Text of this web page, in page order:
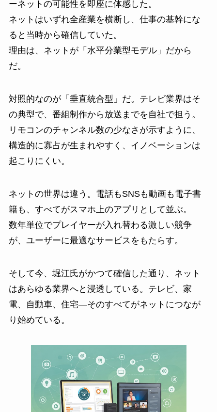
ーネットの可能性を即座に体感した。
ネットはいずれ全産業を横断し、仕事の基幹にな
ると当時から確信していた。
理由は、ネットが「水平分業型モデル」だから
だ。
対照的なのが「垂直統合型」だ。テレビ業界はそ
の典型で、番組制作から放送までを自社で担う。
リモコンのチャンネル数の少なさが示すように、
構造的に寡占が生まれやすく、イノベーションは
起こりにくい。
ネットの世界は違う。電話もSNSも動画も電子書
籍も、すべてがスマホ上のアプリとして並ぶ。
数年単位でプレイヤーが入れ替わる激しい競争
が、ユーザーに最適なサービスをもたらす。
そして今、堀江氏がかつて確信した通り、ネット
はあらゆる業界へと浸透している。テレビ、家
電、自動車、住宅—そのすべてがネットにつなが
り始めている。